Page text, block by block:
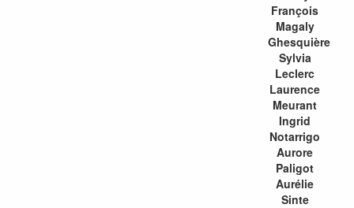
François
Magaly
Ghesquière
Sylvia
Leclerc
Laurence
Meurant
Ingrid
Notarrigo
Aurore
Paligot
Aurélie
Sinte